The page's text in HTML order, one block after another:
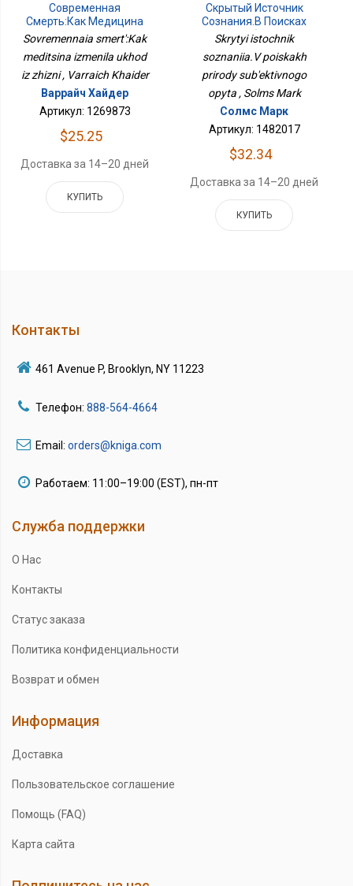
Современная
Смерть:Как Медицина
Изменила Уход Из
Sovremennaia smert':Kak
meditsina izmenila ukhod
iz zhizni , Varraich Khaider
Варрайч Хайдер
Артикул: 1269873
$25.25
Доставка за 14–20 дней
КУПИТЬ
Скрытый Источник
Сознания.В Поисках
Природы Субъективного
Опыта
Skrytyi istochnik
soznaniia.V poiskakh
prirody sub'ektivnogo
opyta , Solms Mark
Солмс Марк
Артикул: 1482017
$32.34
Доставка за 14–20 дней
КУПИТЬ
Контакты
461 Avenue P, Brooklyn, NY 11223
Телефон: 888-564-4664
Email: orders@kniga.com
Работаем: 11:00–19:00 (EST), пн-пт
Служба поддержки
О Нас
Контакты
Статус заказа
Политика конфиденциальности
Возврат и обмен
Информация
Доставка
Пользовательское соглашение
Помощь (FAQ)
Карта сайта